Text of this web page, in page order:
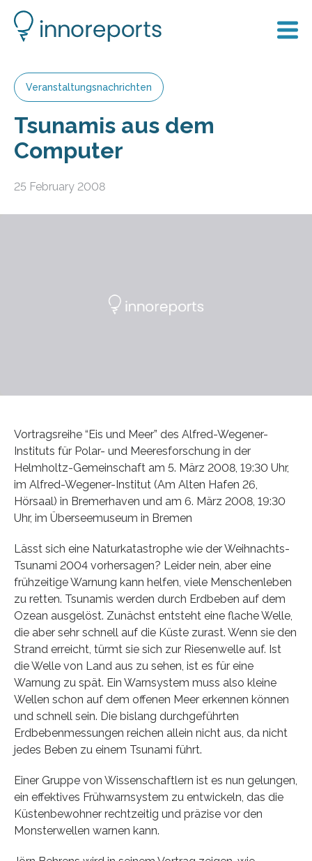
Veranstaltungsnachrichten
Tsunamis aus dem
Computer
25 February 2008
Vortragsreihe “Eis und Meer” des Alfred-Wegener-
Instituts für Polar- und Meeresforschung in der
Helmholtz-Gemeinschaft am 5. März 2008, 19:30 Uhr,
im Alfred-Wegener-Institut (Am Alten Hafen 26,
Hörsaal) in Bremerhaven und am 6. März 2008, 19:30
Uhr, im Überseemuseum in Bremen
Lässt sich eine Naturkatastrophe wie der Weihnachts-
Tsunami 2004 vorhersagen? Leider nein, aber eine
frühzeitige Warnung kann helfen, viele Menschenleben
zu retten. Tsunamis werden durch Erdbeben auf dem
Ozean ausgelöst. Zunächst entsteht eine flache Welle,
die aber sehr schnell auf die Küste zurast. Wenn sie den
Strand erreicht, türmt sie sich zur Riesenwelle auf. Ist
die Welle von Land aus zu sehen, ist es für eine
Warnung zu spät. Ein Warnsystem muss also kleine
Wellen schon auf dem offenen Meer erkennen können
und schnell sein. Die bislang durchgeführten
Erdbebenmessungen reichen allein nicht aus, da nicht
jedes Beben zu einem Tsunami führt.
Einer Gruppe von Wissenschaftlern ist es nun gelungen,
ein effektives Frühwarnsystem zu entwickeln, das die
Küstenbewohner rechtzeitig und präzise vor den
Monsterwellen warnen kann.